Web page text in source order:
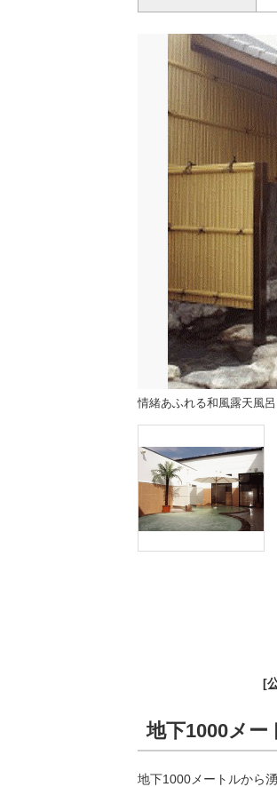
情緒あふれる和風露天風呂
[
地下1000メー
地下1000メートルから